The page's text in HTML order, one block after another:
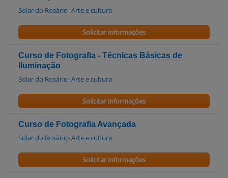
Solar do Rosário- Arte e cultura
Solicitar informações
Curso de Fotografia - Técnicas Básicas de
Iluminação
Solar do Rosário- Arte e cultura
Solicitar informações
Curso de Fotografia Avançada
Solar do Rosário- Arte e cultura
Solicitar informações